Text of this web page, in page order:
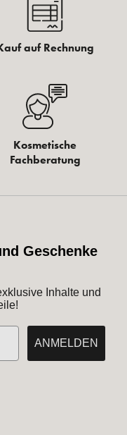
auf Rechnung
Kosmetische
Fachberatung
Geschenke
Inhalte und
ANMELDEN